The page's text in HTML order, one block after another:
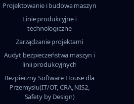
Projektowanie i budowa maszyn
Linie produkcyjne i
technologiczne
Zarządzanie projektami
Audyt bezpieczeństwa maszyn i
linii produkcyjnych
Bezpieczny Software House dla
Przemysłu(IT/OT, CRA, NIS2,
Safety by Design)